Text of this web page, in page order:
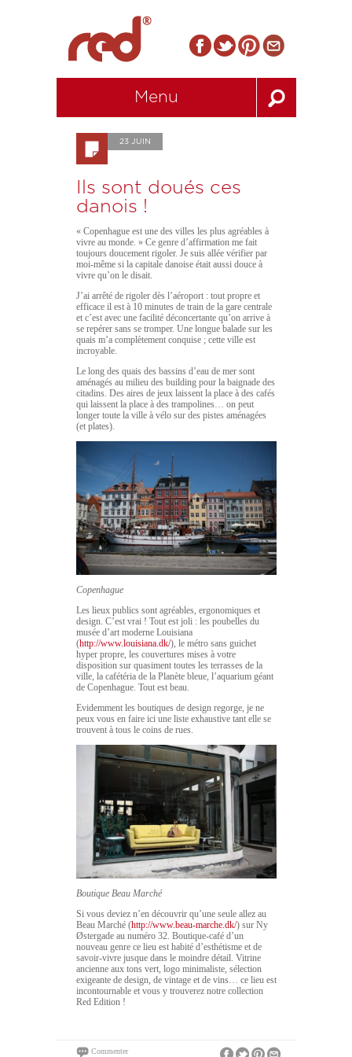
Menu
23 JUIN
Ils sont doués ces
danois !
« Copenhague est une des villes les plus agréables à
vivre au monde. » Ce genre d’affirmation me fait
toujours doucement rigoler. Je suis allée vérifier par
moi-même si la capitale danoise était aussi douce à
vivre qu’on le disait.
J’ai arrêté de rigoler dès l’aéroport : tout propre et
efficace il est à 10 minutes de train de la gare centrale
et c’est avec une facilité déconcertante qu’on arrive à
se repérer sans se tromper. Une longue balade sur les
quais m’a complètement conquise ; cette ville est
incroyable.
Le long des quais des bassins d’eau de mer sont
aménagés au milieu des building pour la baignade des
citadins. Des aires de jeux laissent la place à des cafés
qui laissent la place à des trampolines… on peut
longer toute la ville à vélo sur des pistes aménagées
(et plates).
Copenhague
Les lieux publics sont agréables, ergonomiques et
design. C’est vrai ! Tout est joli : les poubelles du
musée d’art moderne Louisiana
(http://www.louisiana.dk/), le métro sans guichet
hyper propre, les couvertures mises à votre
disposition sur quasiment toutes les terrasses de la
ville, la cafétéria de la Planète bleue, l’aquarium géant
de Copenhague. Tout est beau.
Evidemment les boutiques de design regorge, je ne
peux vous en faire ici une liste exhaustive tant elle se
trouvent à tous le coins de rues.
Boutique Beau Marché
Si vous deviez n’en découvrir qu’une seule allez au
Beau Marché (http://www.beau-marche.dk/) sur Ny
Østergade au numéro 32. Boutique-café d’un
nouveau genre ce lieu est habité d’esthétisme et de
savoir-vivre jusque dans le moindre détail. Vitrine
ancienne aux tons vert, logo minimaliste, sélection
exigeante de design, de vintage et de vins… ce lieu est
incontournable et vous y trouverez notre collection
Red Edition !
Commenter